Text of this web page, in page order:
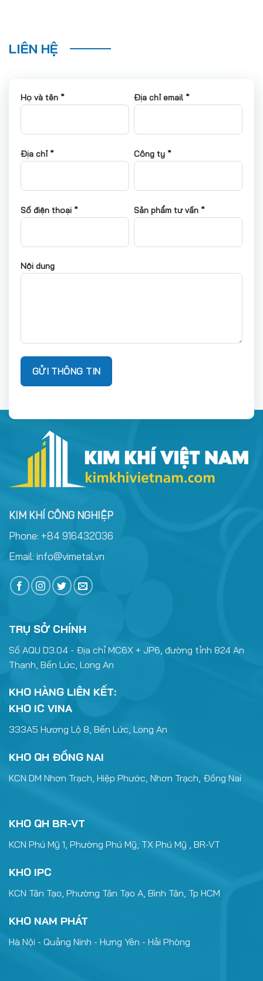
LIÊN HỆ
Họ và tên *
Địa chỉ *
Số điện thoại *
Địa chỉ email *
Công ty *
Sản phẩm tư vấn *
Nội dung
KIM KHÍ CÔNG NGHIỆP
Phone: +84 916432036
Email: info@vimetal.vn
TRỤ SỞ CHÍNH
Số AQU D3.04 - Địa chỉ MC6X + JP6, đường tỉnh 824 An
Thạnh, Bến Lức, Long An
KHO HÀNG LIÊN KẾT:
KHO IC VINA
333A5 Hương Lộ 8, Bến Lức, Long An
KHO QH ĐỒNG NAI
KCN DM Nhơn Trạch, Hiệp Phước, Nhơn Trạch, Đồng Nai
KHO QH BR-VT
KCN Phú Mỹ 1, Phường Phú Mỹ, TX Phú Mỹ , BR-VT
KHO IPC
KCN Tân Tạo, Phường Tân Tạo A, Bình Tân, Tp HCM
KHO NAM PHÁT
Hà Nội - Quảng Ninh - Hưng Yên - Hải Phòng